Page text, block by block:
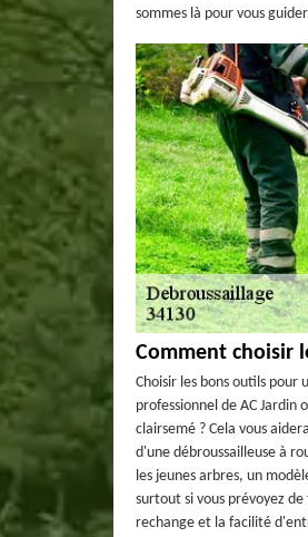
sommes là pour vous
Comment choisir
Choisir les bons outils
professionnel de AC
clairsemé ? Cela vous
d'une débroussailleuse à
les jeunes arbres, un
surtout si vous prévoyez
rechange et la facilité